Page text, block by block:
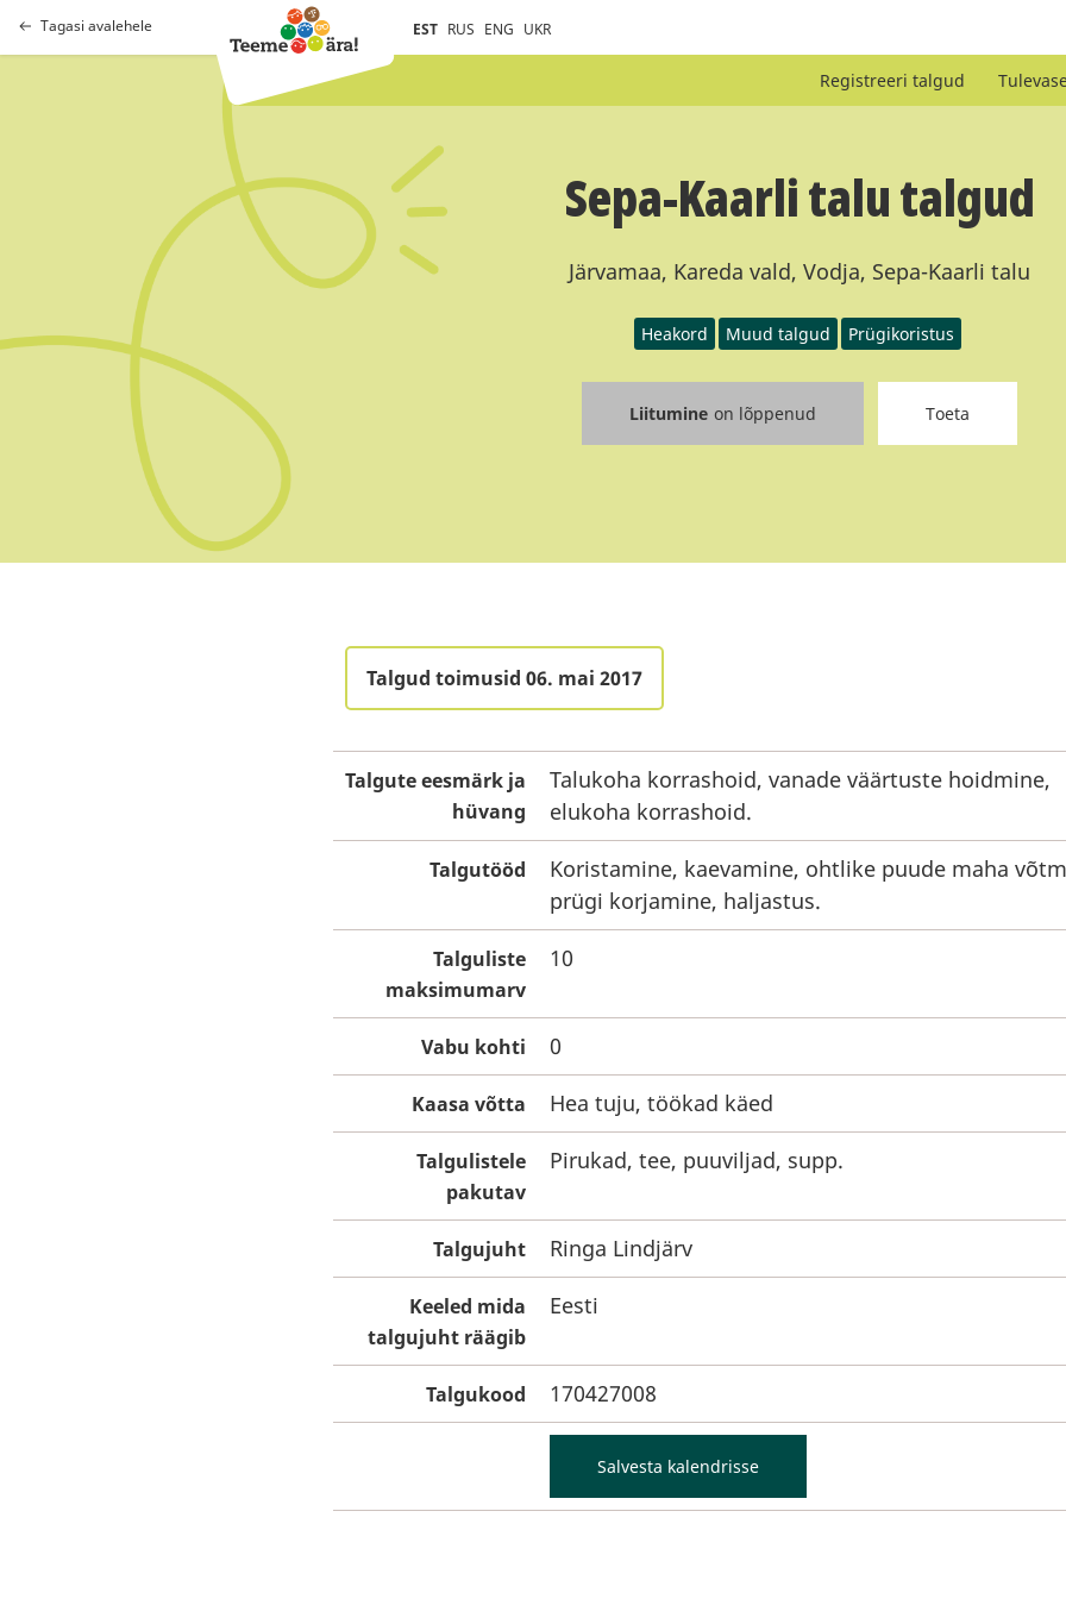
Tagasi avalehele EST RUS ENG UKR
Registreeri talgud
Sepa-Kaarli talu talgud
Järvamaa, Kareda vald, Vodja, Sepa-Kaarli talu
Heakord Muud talgud Prügikoristus
Liitumine on lõppenud Toeta
Talgud toimusid 06. mai 2017
Talgute eesmärk ja
hüvang
Talukoha korrashoid, vanade väärtuste hoidmine,
elukoha korrashoid.
Talgutööd
Koristamine, kaevamine, ohtlike puude maha
prügi korjamine, haljastus.
Talguliste
maksimumarv
10
Vabu kohti 0
Kaasa võtta Hea tuju, töökad käed
Talgulistele
pakutav
Pirukad, tee, puuviljad, supp.
Talgujuht Ringa Lindjärv
Keeled mida
talgujuht räägib
Eesti
Talgukood 170427008
Salvesta kalendrisse